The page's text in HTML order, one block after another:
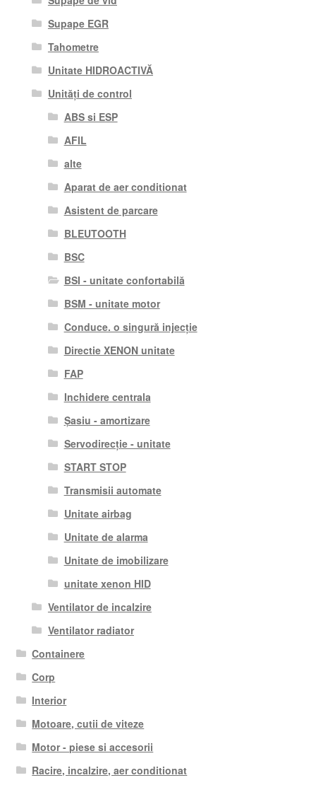
Supape EGR
Tahometre
Unitate HIDROACTIVĂ
Unități de control
ABS si ESP
AFIL
alte
Aparat de aer conditionat
Asistent de parcare
BLEUTOOTH
BSC
BSI - unitate confortabilă
BSM - unitate motor
Conduce. o singură injecție
Directie XENON unitate
FAP
Inchidere centrala
Șasiu - amortizare
Servodirecție - unitate
START STOP
Transmisii automate
Unitate airbag
Unitate de alarma
Unitate de imobilizare
unitate xenon HID
Ventilator de incalzire
Ventilator radiator
Containere
Corp
Interior
Motoare, cutii de viteze
Motor - piese si accesorii
Racire, incalzire, aer conditionat